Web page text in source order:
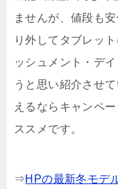
ませんが、値段も
り外してタブレッ
ッシュメント・デ
うと思い紹介させ
えるならキャンペ
ススメです。
⇒HPの最新冬モデ